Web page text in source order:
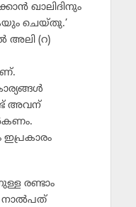
ഖാലിദിനും
ചെയ്തു.’
അലി (റ)
അവന്
രണ്ടാം
നാല്‍പത്